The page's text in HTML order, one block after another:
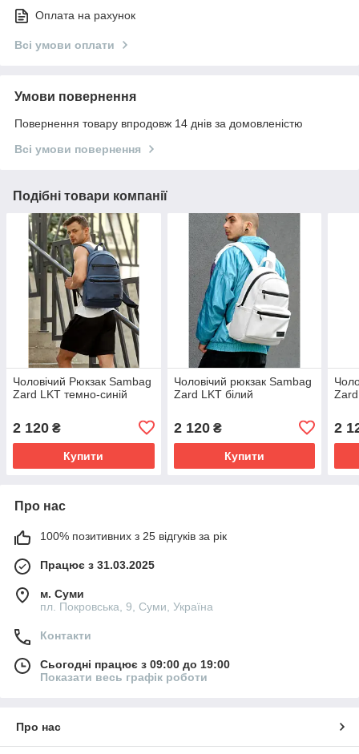
Оплата на рахунок
Всі умови оплати
Умови повернення
Повернення товару впродовж 14 днів за домовленістю
Всі умови повернення
Подібні товари компанії
Чоловічий Рюкзак Sambag
Zard LKT темно-синій
2 120 ₴
Купити
Чоловічий рюкзак Sambag
Zard LKT білий
2 120₴
Купити
2
Про нас
100% позитивних з 25 відгуків за рік
Працює з 31.03.2025
м. Суми
пл. Покровська, 9, Суми, Україна
Контакти
Сьогодні працює з 09:00 до 19:00
Показати весь графік роботи
Про нас